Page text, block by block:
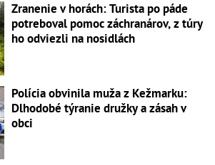
Zranenie v horách: Turista po páde
potreboval pomoc záchranárov, z túry
ho odviezli na nosidlách
Polícia obvinila muža z Kežmarku:
Dlhodobé týranie družky a zásah v
obci